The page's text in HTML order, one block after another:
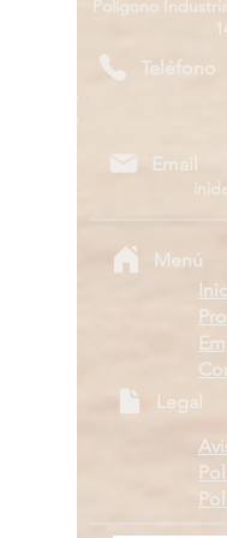
Teléfono
Email
Polígono
Legal
Menú